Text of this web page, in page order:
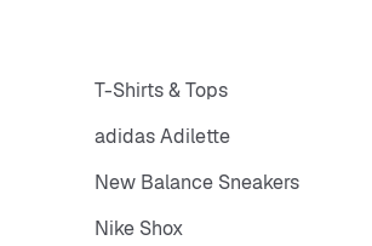
T-Shirts & Tops
adidas Adilette
New Balance Sneakers
Nike Shox